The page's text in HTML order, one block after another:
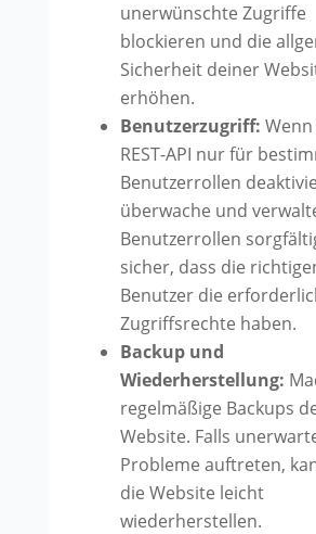
unerwünschte Zugriffe
blockieren und die
Sicherheit deiner
erhöhen.
Benutzerzugriff:
REST-API nur für
Benutzerrollen
überwache und
Benutzerrollen
sicher, dass die
Benutzer die
Zugriffsrechte haben.
Backup und
Wiederherstellung:
regelmäßige Backups
Website. Falls
Probleme auftreten,
die Website leicht
wiederherstellen.